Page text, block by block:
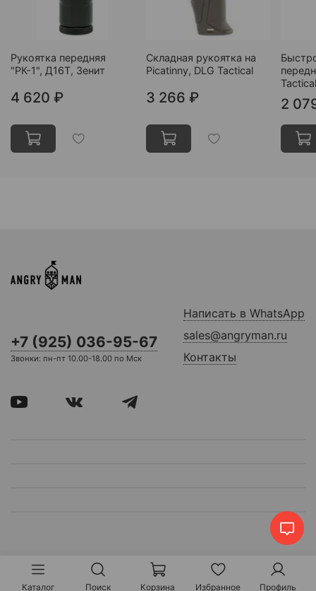
Рукоятка передняя
"РК-1", Д16Т, Зенит
4 620 ₽
Складная рукоятка на
Picatinny, DLG Tactical
3 266 ₽
Tactical
2
+7 (925) 036-95-67
Звонки: пн-пт 10.00-18.00 по Мск
Написать в WhatsApp
sales@angryman.ru
Контакты
Каталог Поиск Корзина Избранное Профиль